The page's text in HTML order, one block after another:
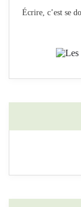
Écrire, c’est se